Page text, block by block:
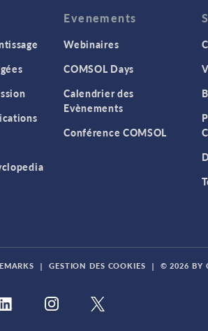
Evenements
Webinaires
COMSOL Days
Calendrier des
Evènements
Conférence COMSOL
| GESTION DES COOKIES | © 2026 BY